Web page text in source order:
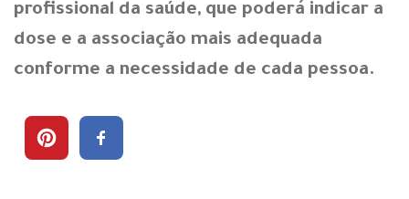
profissional da saúde, que poderá indicar a
dose e a associação mais adequada
conforme a necessidade de cada pessoa.